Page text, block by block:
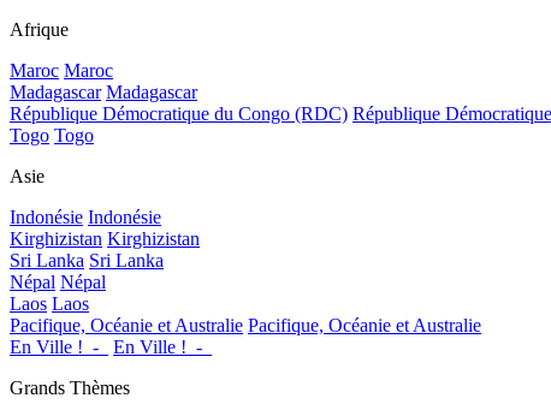
Afrique
Maroc Maroc
Madagascar Madagascar
République Démocratique du Congo (RDC) République
Togo Togo
Asie
Indonésie Indonésie
Kirghizistan Kirghizistan
Sri Lanka Sri Lanka
Népal Népal
Laos Laos
Pacifique, Océanie et Australie Pacifique, Océanie et Australie
En Ville !_-_
En Ville !_-_
Grands Thèmes